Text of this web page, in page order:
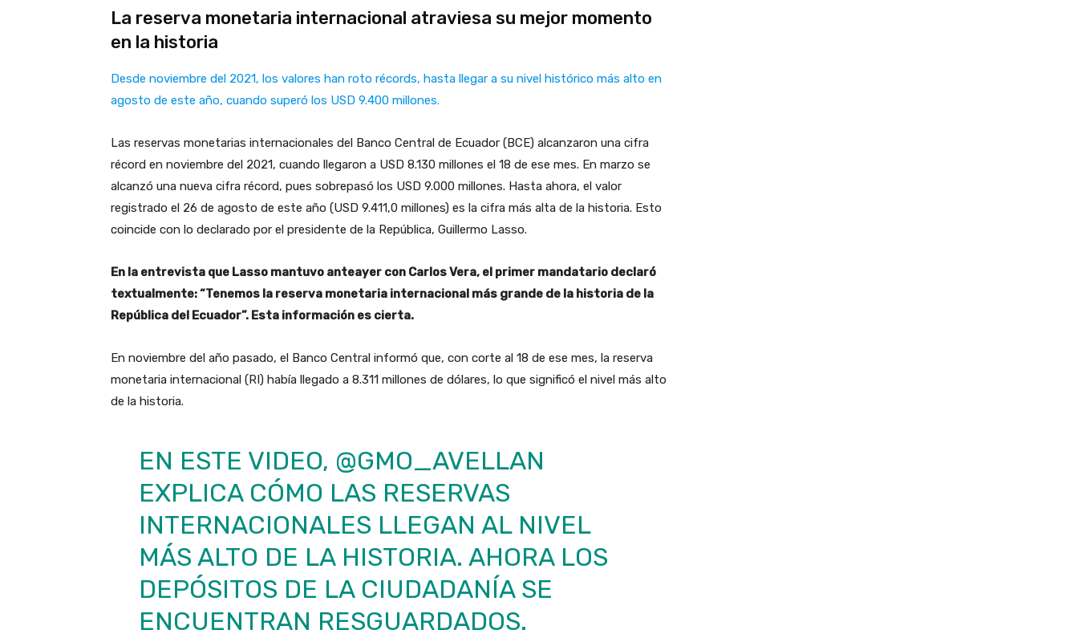
La reserva monetaria internacional atraviesa su mejor momento
en la historia
Desde noviembre del 2021, los valores han roto récords, hasta llegar a su nivel histórico más alto en
agosto de este año, cuando superó los USD 9.400 millones.
Las reservas monetarias internacionales del Banco Central de Ecuador (BCE) alcanzaron una cifra
récord en noviembre del 2021, cuando llegaron a USD 8.130 millones el 18 de ese mes. En marzo se
alcanzó una nueva cifra récord, pues sobrepasó los USD 9.000 millones. Hasta ahora, el valor
registrado el 26 de agosto de este año (USD 9.411,0 millones) es la cifra más alta de la historia. Esto
coincide con lo declarado por el presidente de la República, Guillermo Lasso.
En la entrevista que Lasso mantuvo anteayer con Carlos Vera, el primer mandatario declaró
textualmente: “Tenemos la reserva monetaria internacional más grande de la historia de la
República del Ecuador”. Esta información es cierta.
En noviembre del año pasado, el Banco Central informó que, con corte al 18 de ese mes, la reserva
monetaria internacional (RI) había llegado a 8.311 millones de dólares, lo que significó el nivel más alto
de la historia.
EN ESTE VIDEO, @GMO_AVELLAN
EXPLICA CÓMO LAS RESERVAS
INTERNACIONALES LLEGAN AL NIVEL
MÁS ALTO DE LA HISTORIA. AHORA LOS
DEPÓSITOS DE LA CIUDADANÍA SE
ENCUENTRAN RESGUARDADOS.